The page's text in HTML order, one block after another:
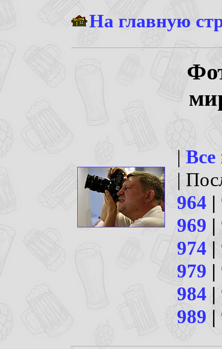
На главную
|
|
964 |
969 |
974|
979 |
984 |
989|